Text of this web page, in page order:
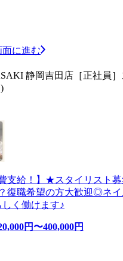
面に進む
静岡吉田店［正社員］
支給！】★スタイリスト
復職希望の方大歓迎◎ネイ
く働けます♪
円〜400,000円